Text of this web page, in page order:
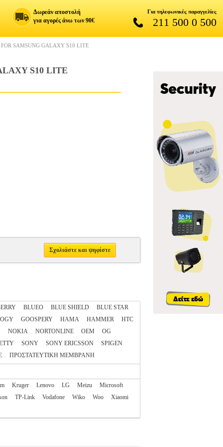
Δωρεάν αποστολή
για αγορές άνω των 90€
Για τηλεφωνικές παραγγελίες
211 500 0 500
SAMSUNG GALAXY S10 LITE
S10 LITE
Σχολιάστε και ψηφίστε
BLUEO BLUE SHIELD
BLUE STAR
GOOSPERY HAMA HAMMER
HTC
NOKIA NORTONLINE OEM
OG
SONY SONY ERICSSON
SPIGEN
ΠΡΟΣΤΑΤΕΥΤΙΚΗ ΜΕΜΒΡΑΝΗ
Kruger Lenovo LG Meizu
Microsoft
TP-Link Vodafone Wiko Woo
Xiaomi